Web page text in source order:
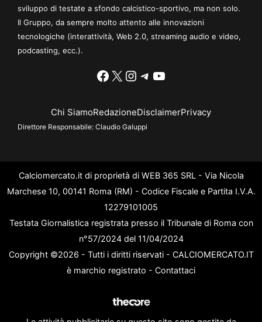
sviluppo di testate a sfondo calcistico-sportivo, ma non solo.
Il Gruppo, da sempre molto attento alle innovazioni
tecnologiche (interattività, Web 2.0, streaming audio e video,
podcasting, ecc.).
Facebook
X Instagram
Telegram
YouTube
Chi SiamoRedazioneDisclaimerPrivacy
Direttore Responsabile: Claudio Galuppi
Calciomercato.it di proprietà di WEB 365 SRL - Via Nicola
Marchese 10, 00141 Roma (RM) - Codice Fiscale e Partita I.V.A.
12279101005
Testata Giornalistica registrata presso il Tribunale di Roma con
n°57/2024 del 11/04/2024
Copyright ©2026 - Tutti i diritti riservati - CALCIOMERCATO.IT
è marchio registrato - Contattaci